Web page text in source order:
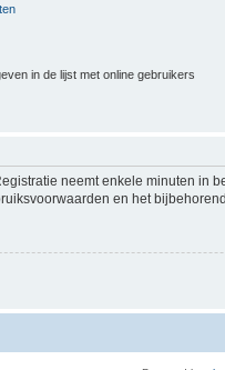
in de lijst met online gebruikers
neemt enkele minuten in
en het